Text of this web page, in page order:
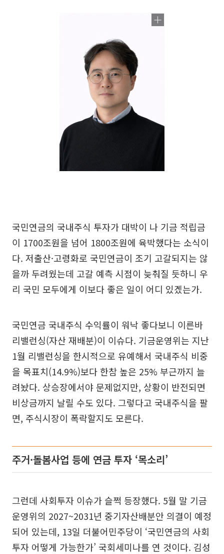
국민연금의 국내주식 투자가 대박이 나 기금 적립금
이 1700조원을 넘어 1800조원에 육박했다는 소식이
다. 저출산·고령화로 국민연금이 조기 고갈되지는 않
을까 두려웠는데 고갈 예측 시점이 늦춰질 듯하니 우
리 국민 모두에게 이보다 좋은 일이 어디 있겠는가.
국민연금 국내주식 수익률이 워낙 좋다보니 이른바
리밸런싱(자산 재배분)이 이슈다. 기금운영위는 지난
1월 리밸런싱을 한시적으로 유예해서 국내주식 비중
을 목표치(14.9%)보다 한참 높은 25% 부근까지 늘
려놨다. 상승장에서야 문제없지만, 상황이 반전되면
비상금까지 날릴 수도 있다. 그렇다고 국내주식을 팔
면, 주식시장이 폭락할지도 모른다.
주거·돌봄사업 등에 연금 투자 ‘목소리’
그런데 사회투자 이슈가 슬쩍 등장했다. 5월 말 기금
운영위의 2027~2031년 중기자산배분안 의결이 예정
되어 있는데, 13일 더불어민주당이 ‘국민연금의 사회
투자 어떻게 가능한가’ 국회세미나를 연 것이다. 김성